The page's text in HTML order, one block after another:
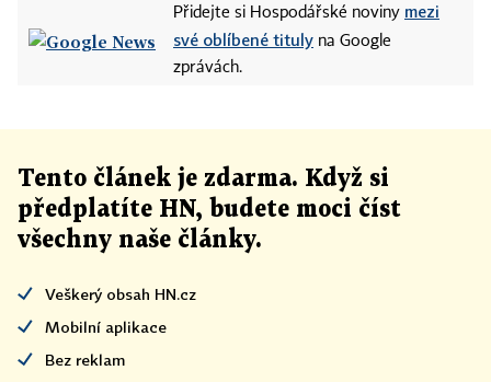
Přidejte si Hospodářské noviny mezi
své oblíbené tituly na Google
zprávách.
Tento článek je zdarma. Když si
předplatíte HN, budete moci číst
všechny naše články.
Veškerý obsah HN.cz
Mobilní aplikace
Bez reklam